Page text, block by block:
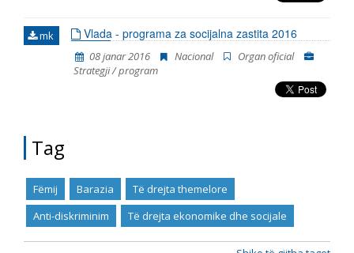
mk Vlada - programa za socijalna zastita 2016
08 janar 2016 Nacional
Organ oficial
Strategji / program
Tag
Fëmij Barazia
Të drejta themelore
Anti-diskriminim
Të drejta ekonomike dhe socijale